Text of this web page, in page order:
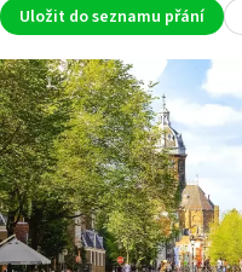
Uložit do seznamu přání